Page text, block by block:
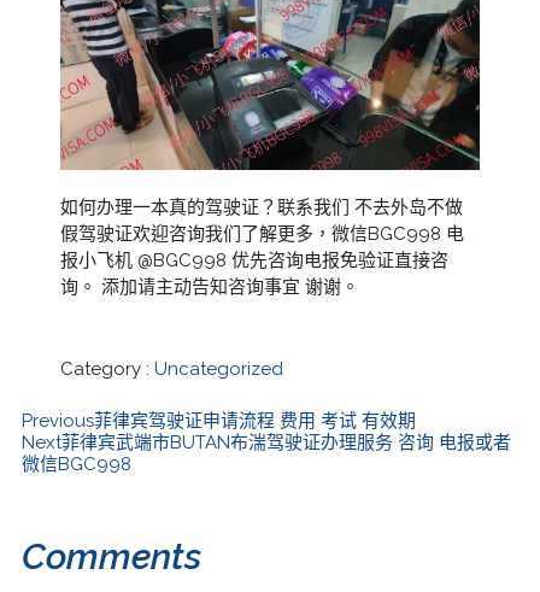
如何办理一本真的驾驶证？联系我们 不去外岛不做
假驾驶证欢迎咨询我们了解更多，微信BGC998 电
报小飞机 @BGC998 优先咨询电报免验证直接咨
询。 添加请主动告知咨询事宜 谢谢。
Category : Uncategorized
Previous菲律宾驾驶证申请流程 费用 考试 有效期
Next菲律宾武端市BUTAN布湍驾驶证办理服务 咨询 电报或者
微信BGC998
Comments